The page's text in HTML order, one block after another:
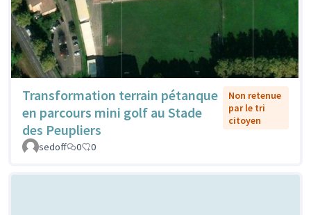
Transformation terrain pétanque
en parcours mini golf au Stade
des Peupliers
Non retenue
par le tri
citoyen
sedoff 0 0